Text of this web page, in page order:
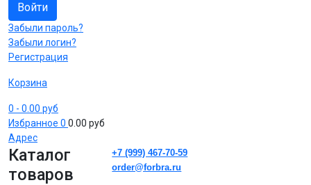
Войти
Забыли пароль?
Забыли логин?
Регистрация
Корзина
0 - 0.00 руб
Избранное 0 0.00 руб
Адрес
Каталог
товаров
+7 (999) 467-70-59
order@forbra.ru